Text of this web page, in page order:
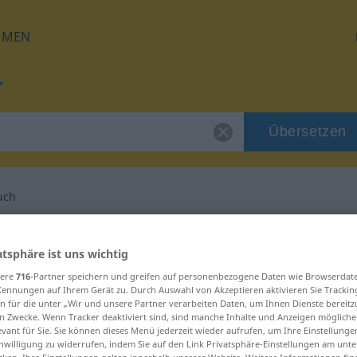
Übersetzen
"Hausgebrauch"
ist uns wichtig
716-Partner speichern und greifen auf personenbezogene Daten wie
auf Ihrem Gerät zu. Durch Auswahl von Akzeptieren aktivieren Sie
für die unter „Wir und unsere Partner verarbeiten Daten, um Ihnen Dienste
Zwecke. Wenn Tracker deaktiviert sind, sind manche Inhalte und Anzeigen
für Sie. Sie können dieses Menü jederzeit wieder aufrufen, um Ihre
zu widerrufen, indem Sie auf den Link Privatsphäre-Einstellungen am